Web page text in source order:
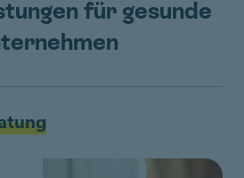
für gesunde